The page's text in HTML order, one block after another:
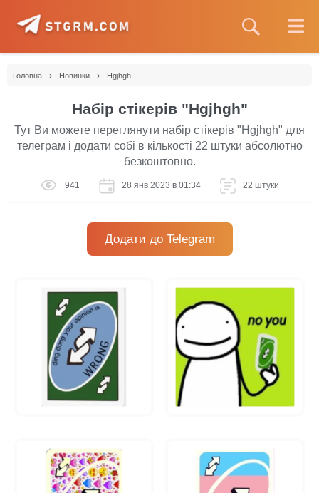
Головна › Новинки › Hgjhgh
Набір стікерів "Hgjhgh"
Тут Ви можете переглянути набір стікерів "Hgjhgh" для
телеграм і додати собі в кількості 22 штуки абсолютно
безкоштовно.
941 28 янв 2023 в 01:34 22 штуки
Додати до Telegram